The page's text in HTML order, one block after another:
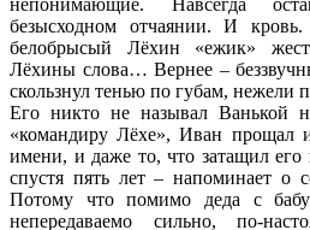
безысходном отчаянии. И
белобрысый Лёхин «ежик»
Лёхины слова… Вернее –
скользнул тенью по губам, нежели
Его никто не называл Ванькой
«командиру Лёхе», Иван прощал
имени, и даже то, что затащил
спустя пять лет – напоминает о
Потому что помимо деда с
непередаваемо сильно, по-